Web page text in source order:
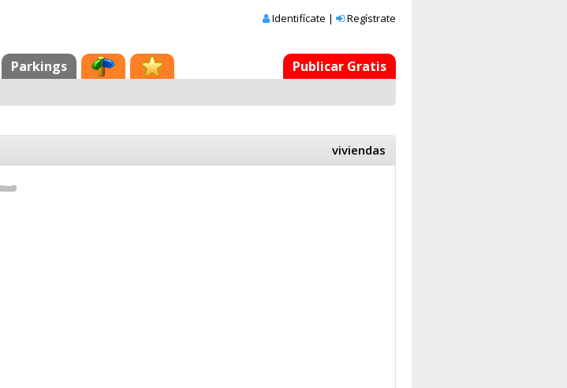
Identifícate | Regístrate
Parkings Publicar Gratis
viviendas
12